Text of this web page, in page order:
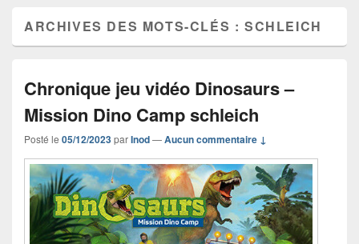
ARCHIVES DES MOTS-CLÉS :SCHLEICH
Chronique jeu vidéo Dinosaurs –
Mission Dino Camp schleich
Posté le 05/12/2023parInod—Aucun commentaire ↓